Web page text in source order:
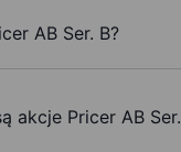
AB Ser. B?
akcje Pricer AB